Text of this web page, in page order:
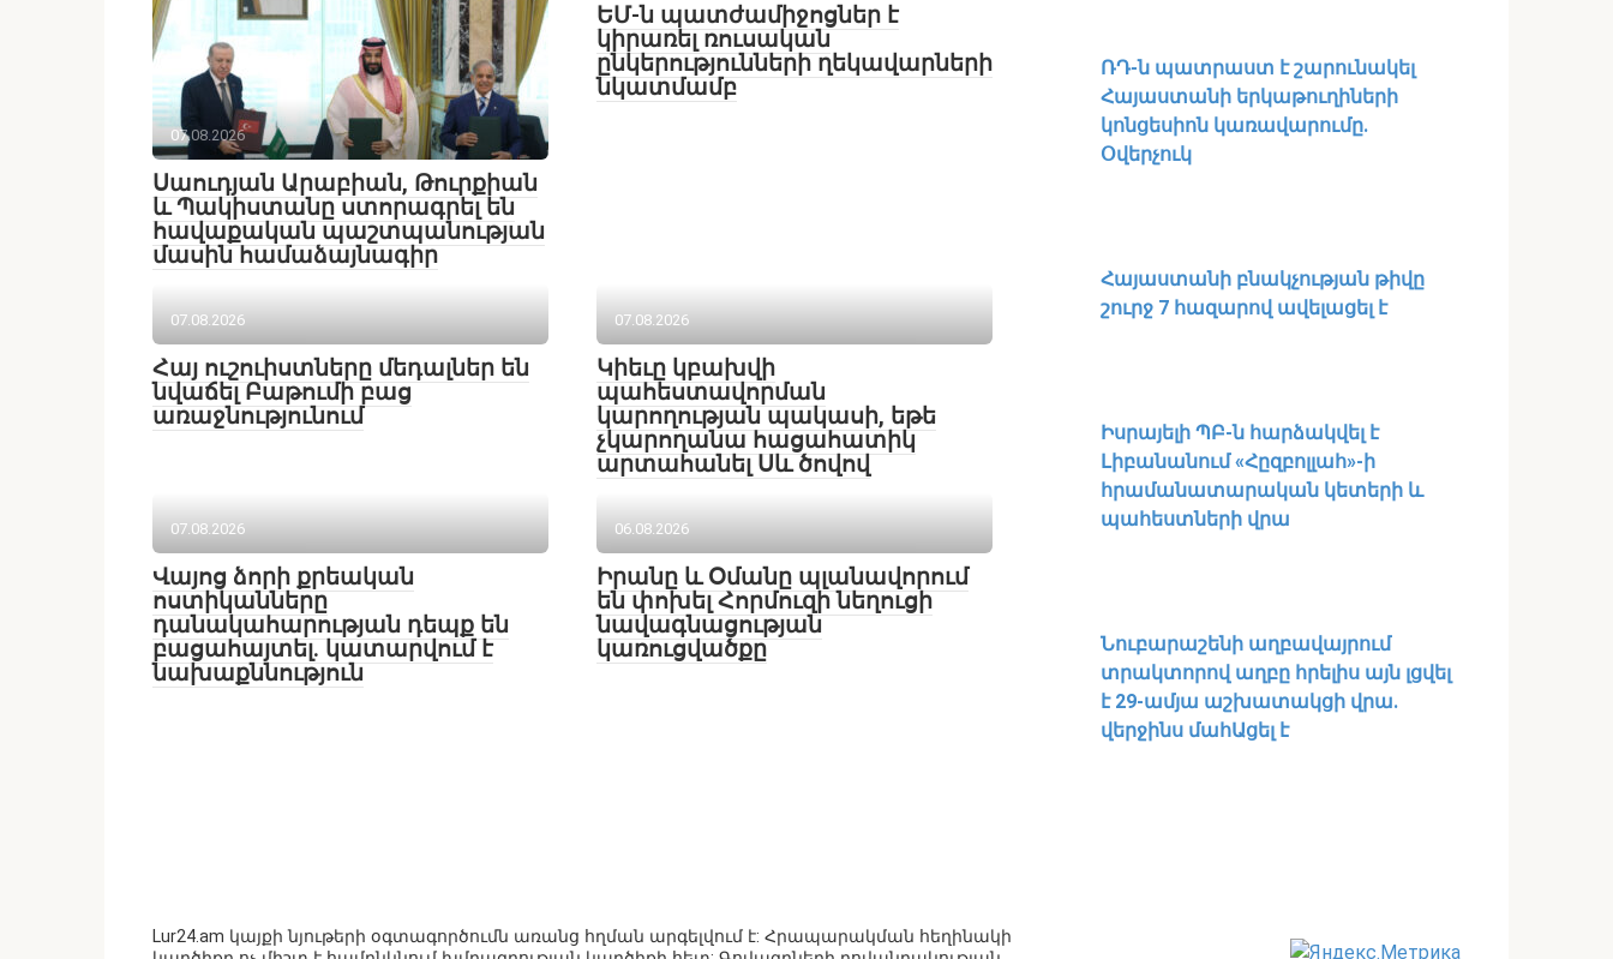
07.08.2026
Սաուդյան Արաբիան, Թուրքիան
և Պակիստանը ստորագրել են
հավաքական պաշտպանության
մասին համաձայնագիր
ԵՄ-ն պատժամիջոցներ է
կիրառել ռուսական
ընկերությունների ղեկավարների
նկատմամբ
07.08.2026
Հայ ուշուիստները մեդալներ են
նվաճել Բաթումի բաց
առաջնությունում
07.08.2026
Կիեւը կբախվի
պահեստավորման
կարողության պակասի, եթե
չկարողանա հացահատիկ
արտահանել Սև ծովով
07.08.2026
Վայոց ձորի քրեական
ոստիկանները
դանակահարության դեպք են
բացահայտել․ կատարվում է
նախաքննություն
06.08.2026
Իրանը և Օմանը պլանավորում
են փոխել Հորմուզի նեղուցի
նավագնացության
կառուցվածքը
ՌԴ-ն պատրաստ է շարունակել
Հայաստանի երկաթուղիների
կոնցեսիոն կառավարումը.
Օվերչուկ
Հայաստանի բնակչության թիվը
շուրջ 7 հազարով ավելացել է
Իսրայելի ՊԲ-ն հարձակվել է
Լիբանանում «Հըզբոլլահ»-ի
հրամանատարական կետերի և
պահեստների վրա
Նուբարաշենի աղբավայրում
տրակտորով աղբը հրելիս այն լցվել
է 29-ամյա աշխատակցի վրա.
վերջինս մահԱցել է
Lur24.am կայքի նյութերի օգտագործումն առանց հղման արգելվում է: Հրապարակման հեղինակի